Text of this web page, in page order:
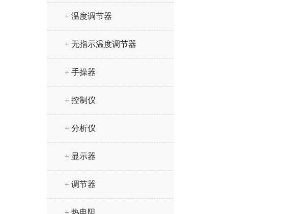
+ 温度调节器
+ 无指示温度调节器
+ 手操器
+ 控制仪
+ 分析仪
+ 显示器
+ 调节器
+ 热电阻